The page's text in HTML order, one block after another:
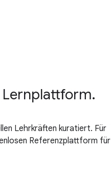
Lernplattform.
Lehrkräften kuratiert. Für
Referenzplattform für